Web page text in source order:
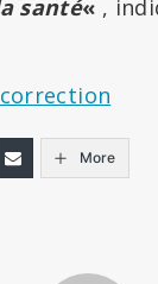
santé« ,
More